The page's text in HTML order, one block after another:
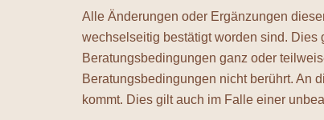
Alle Änderungen oder Ergänzungen
wechselseitig bestätigt worden sind. Dies
Beratungsbedingungen ganz oder
Beratungsbedingungen nicht berührt. An
kommt. Dies gilt auch im Falle einer